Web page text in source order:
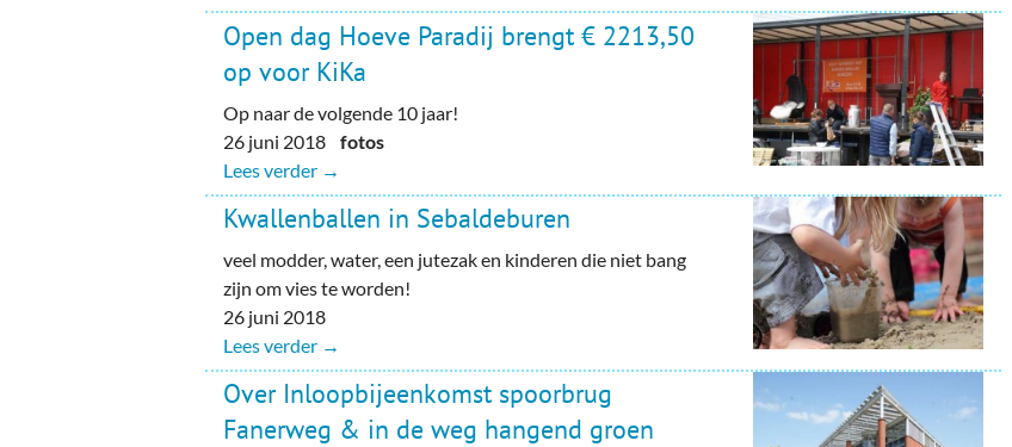
Open dag Hoeve Paradij brengt € 2213,50
op voor KiKa
Op naar de volgende 10 jaar!
26 juni 2018fotos
Lees verder →
Kwallenballen in Sebaldeburen
veel modder, water, een jutezak en kinderen die niet bang
zijn om vies te worden!
26 juni 2018
Lees verder →
Over Inloopbijeenkomst spoorbrug
Fanerweg & in de weg hangend groen